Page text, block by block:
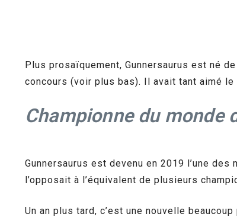
Plus prosaïquement, Gunnersaurus est né
concours (voir plus bas). Il avait tant aimé
Championne du monde
Gunnersaurus est devenu en 2019 l’une
l’opposait à l’équivalent de plusieurs
Un an plus tard, c’est une nouvelle